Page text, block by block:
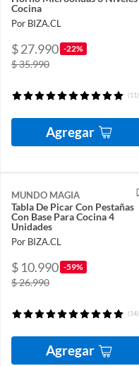
Cocina
Por BIZA.CL
$ 27.990 -22%
$ 35.990
(11)
Agregar
MUNDO MAGIA
Tabla De Picar Con Pestañas
Con Base Para Cocina 4
Unidades
Por BIZA.CL
$ 10.990 -59%
$ 26.990
(14)
Agregar